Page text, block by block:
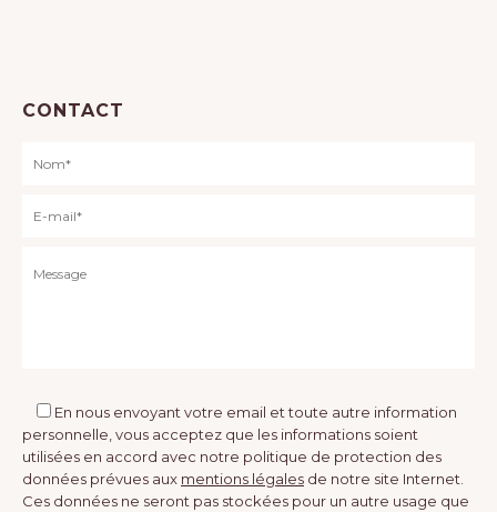
CONTACT
En nous envoyant votre email et toute autre information
personnelle, vous acceptez que les informations soient
utilisées en accord avec notre politique de protection des
données prévues aux mentions légales de notre site Internet.
Ces données ne seront pas stockées pour un autre usage que